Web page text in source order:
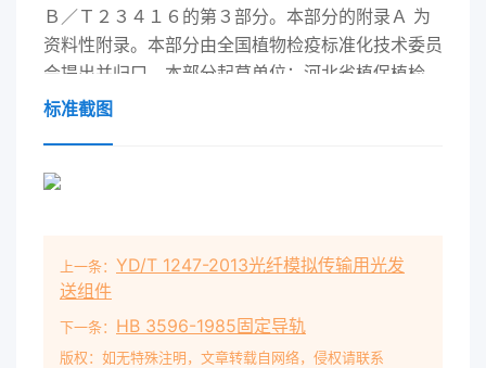
Ｂ／Ｔ２３４１６的第３部分。本部分的附录Ａ 为
资料性附录。本部分由全国植物检疫标准化技术委员
会提出并归口。本部分起草单位：河北省植保植检
站、全国农业技术推广服务中心、正定县植保植检
标准截图
上一条： YD/T 1247-2013光纤模拟传输用光发
送组件
下一条： HB 3596-1985固定导轨
版权：如无特殊注明，文章转载自网络，侵权请联系